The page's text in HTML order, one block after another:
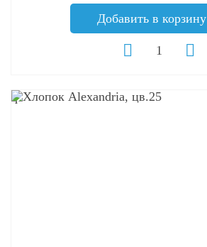
Добавить в корзину
q